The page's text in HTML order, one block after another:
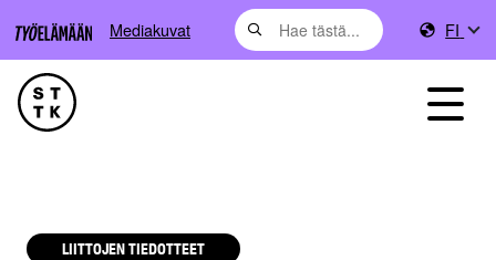
Mediakuvat FI
LIITTOJEN TIEDOTTEET